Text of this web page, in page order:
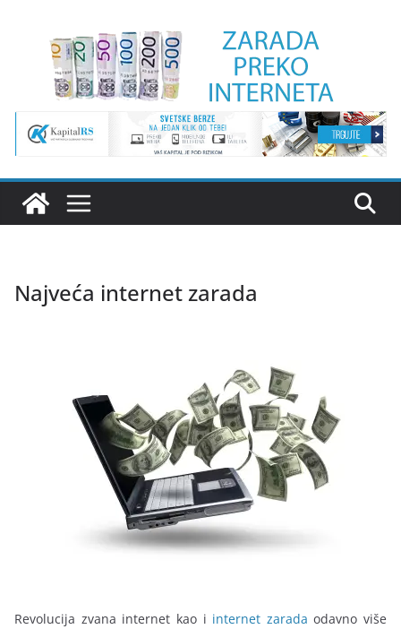
Najveća internet zarada
Revolucija zvana internet kao i internet zarada odavno više